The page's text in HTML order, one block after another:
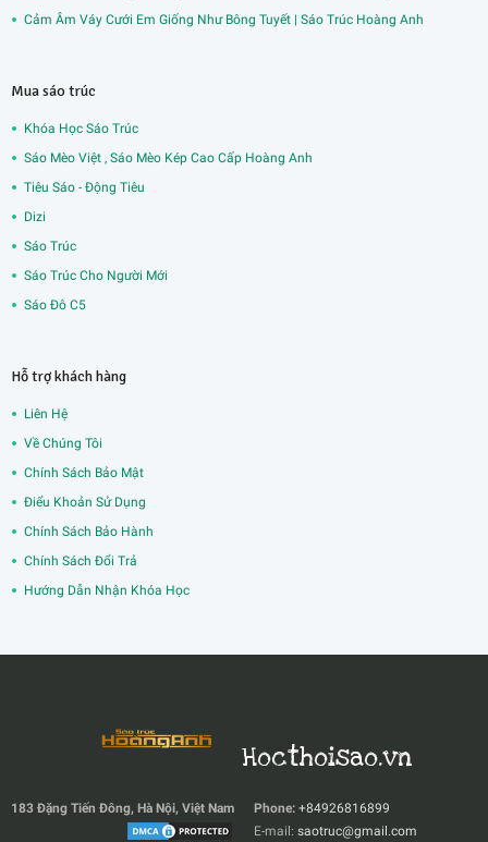
Cảm Âm Váy Cưới Em Giống Như Bông Tuyết | Sáo Trúc Hoàng Anh
Mua sáo trúc
Khóa Học Sáo Trúc
Sáo Mèo Việt , Sáo Mèo Kép Cao Cấp Hoàng Anh
Tiêu Sáo - Động Tiêu
Dizi
Sáo Trúc
Sáo Trúc Cho Người Mới
Sáo Đô C5
Hỗ trợ khách hàng
Liên Hệ
Về Chúng Tôi
Chính Sách Bảo Mật
Điểu Khoản Sử Dụng
Chính Sách Bảo Hành
Chính Sách Đổi Trả
Hướng Dẫn Nhận Khóa Học
Hocthoisao.vn
Phone: +84926816899
E-mail: saotruc@gmail.com
183 Đặng Tiến Đông, Hà Nội, Việt Nam